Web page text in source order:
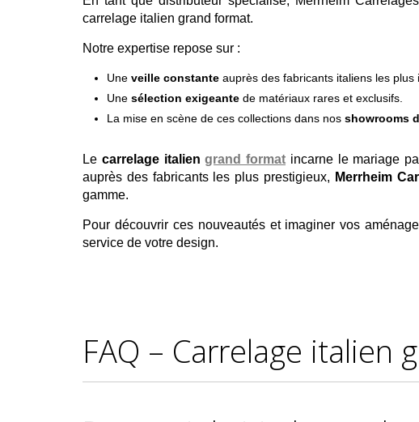
carrelage italien grand format.
Notre expertise repose sur :
Une veille constante auprès des fabricants italiens les plus
Une sélection exigeante de matériaux rares et exclusifs.
La mise en scène de ces collections dans nos showrooms
Le carrelage italiengrand format incarne le mariage
auprès des fabricants les plus prestigieux, Merrheim
gamme.
Pour découvrir ces nouveautés et imaginer vos
service de votre design.
FAQ – Carrelage italien